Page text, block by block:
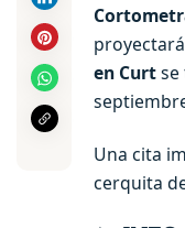
en Curtse
Una cita
cerquita